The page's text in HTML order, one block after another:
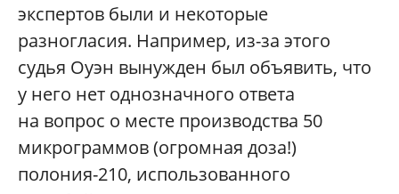
экспертов были и некоторые
разногласия. Например, из-за этого
судья Оуэн вынужден был объявить, что
у него нет однозначного ответа
на вопрос о месте производства 50
микрограммов (огромная доза!)
полония-210, использованного